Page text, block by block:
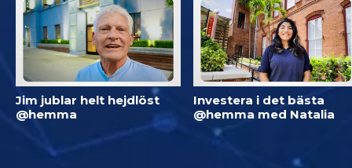
Jim jublar helt hejdlöst
@hemma
Investera i det bästa
@hemma med Natalia